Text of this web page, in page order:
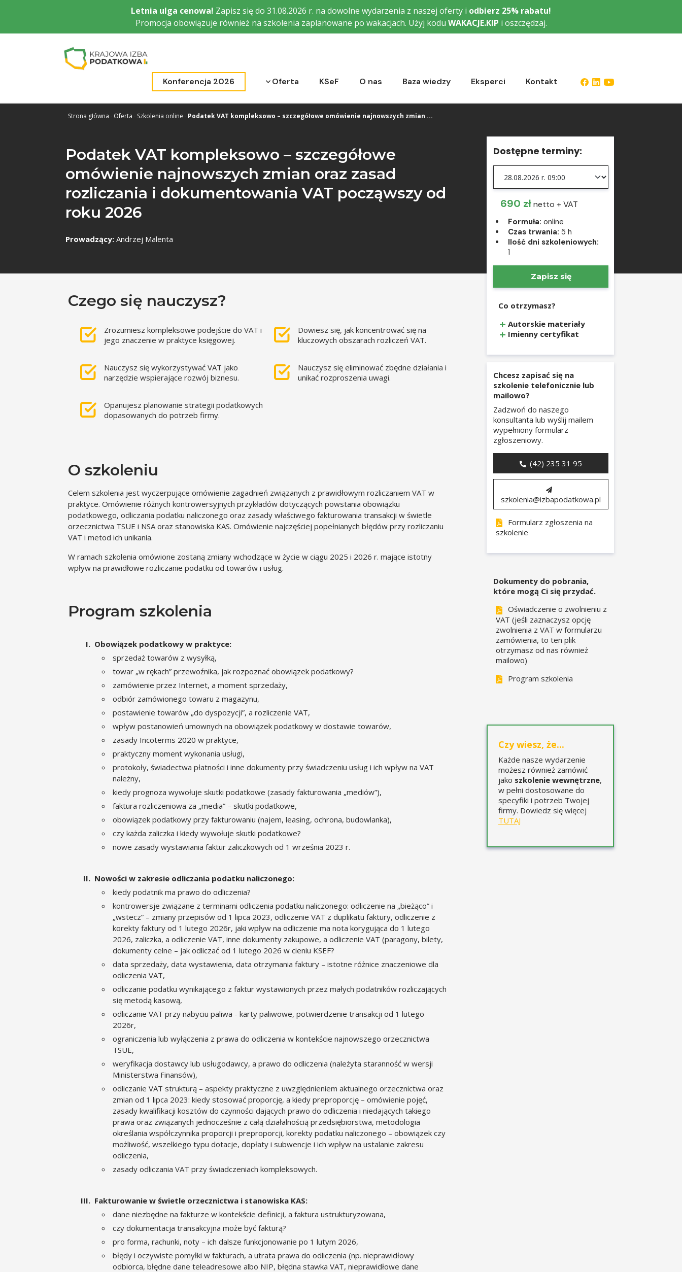
Letnia ulga cenowa! Zapisz się do 31.08.2026 r. na dowolne wydarzenia z naszej oferty i odbierz 25% rabatu!
Promocja obowiązuje również na szkolenia zaplanowane po wakacjach. Użyj kodu WAKACJE.KIP i oszczędzaj.
Konferencja 2026 Oferta KSeF O nas Baza wiedzy Eksperci Kontakt
Strona główna Oferta Szkolenia online Podatek VAT kompleksowo – szczegółowe omówienie najnowszych zmian ...
Podatek VAT kompleksowo – szczegółowe
omówienie najnowszych zmian oraz zasad
rozliczania i dokumentowania VAT począwszy od
roku 2026
Prowadzący: Andrzej Malenta
Dostępne terminy:
690 złnetto + VAT
Formuła: online
Czas trwania: 5 h
Ilość dni szkoleniowych:
1
Zapisz się
Co otrzymasz?
Autorskie materiały
Imienny certyfikat
Chcesz zapisać się na
szkolenie telefonicznie lub
mailowo?
Zadzwoń do naszego
konsultanta lub wyślij mailem
wypełniony formularz
zgłoszeniowy.
(42) 235 31 95
szkolenia@izbapodatkowa.pl
Formularz zgłoszenia na
szkolenie
Dokumenty do pobrania,
które mogą Ci się przydać.
Oświadczenie o zwolnieniu z
VAT (jeśli zaznaczysz opcję
zwolnienia z VAT w formularzu
zamówienia, to ten plik
otrzymasz od nas również
mailowo)
Program szkolenia
Czy wiesz, że...
Każde nasze wydarzenie
możesz również zamówić
jako szkolenie wewnętrzne,
w pełni dostosowane do
specyfiki i potrzeb Twojej
firmy. Dowiedz się więcej
TUTAJ
Czego się nauczysz?
Zrozumiesz kompleksowe podejście do VAT i
jego znaczenie w praktyce księgowej.
Nauczysz się wykorzystywać VAT jako
narzędzie wspierające rozwój biznesu.
Opanujesz planowanie strategii podatkowych
dopasowanych do potrzeb firmy.
Dowiesz się, jak koncentrować się na
kluczowych obszarach rozliczeń VAT.
Nauczysz się eliminować zbędne działania i
unikać rozproszenia uwagi.
O szkoleniu
Celem szkolenia jest wyczerpujące omówienie zagadnień związanych z prawidłowym rozliczaniem VAT w
praktyce. Omówienie różnych kontrowersyjnych przykładów dotyczących powstania obowiązku
podatkowego, odliczania podatku naliczonego oraz zasady właściwego fakturowania transakcji w świetle
orzecznictwa TSUE i NSA oraz stanowiska KAS. Omówienie najczęściej popełnianych błędów przy rozliczaniu
VAT i metod ich unikania.
W ramach szkolenia omówione zostaną zmiany wchodzące w życie w ciągu 2025 i 2026 r. mające istotny
wpływ na prawidłowe rozliczanie podatku od towarów i usług.
Program szkolenia
Obowiązek podatkowy w praktyce:
sprzedaż towarów z wysyłką,
towar „w rękach” przewoźnika, jak rozpoznać obowiązek podatkowy?
zamówienie przez Internet, a moment sprzedaży,
odbiór zamówionego towaru z magazynu,
postawienie towarów „do dyspozycji”, a rozliczenie VAT,
wpływ postanowień umownych na obowiązek podatkowy w dostawie towarów,
zasady Incoterms 2020 w praktyce,
praktyczny moment wykonania usługi,
protokoły, świadectwa płatności i inne dokumenty przy świadczeniu usług i ich wpływ na VAT
należny,
kiedy prognoza wywołuje skutki podatkowe (zasady fakturowania „mediów”),
faktura rozliczeniowa za „media” – skutki podatkowe,
obowiązek podatkowy przy fakturowaniu (najem, leasing, ochrona, budowlanka),
czy każda zaliczka i kiedy wywołuje skutki podatkowe?
nowe zasady wystawiania faktur zaliczkowych od 1 września 2023 r.
Nowości w zakresie odliczania podatku naliczonego:
kiedy podatnik ma prawo do odliczenia?
kontrowersje związane z terminami odliczenia podatku naliczonego: odliczenie na „bieżąco” i
„wstecz” – zmiany przepisów od 1 lipca 2023, odliczenie VAT z duplikatu faktury, odliczenie z
korekty faktury od 1 lutego 2026r, jaki wpływ na odliczenie ma nota korygująca do 1 lutego
2026, zaliczka, a odliczenie VAT, inne dokumenty zakupowe, a odliczenie VAT (paragony, bilety,
dokumenty celne – jak odliczać od 1 lutego 2026 w cieniu KSEF?
data sprzedaży, data wystawienia, data otrzymania faktury – istotne różnice znaczeniowe dla
odliczenia VAT,
odliczanie podatku wynikającego z faktur wystawionych przez małych podatników rozliczających
się metodą kasową,
odliczanie VAT przy nabyciu paliwa - karty paliwowe, potwierdzenie transakcji od 1 lutego
2026r,
ograniczenia lub wyłączenia z prawa do odliczenia w kontekście najnowszego orzecznictwa
TSUE,
weryfikacja dostawcy lub usługodawcy, a prawo do odliczenia (należyta staranność w wersji
Ministerstwa Finansów),
odliczanie VAT strukturą – aspekty praktyczne z uwzględnieniem aktualnego orzecznictwa oraz
zmian od 1 lipca 2023: kiedy stosować proporcję, a kiedy preproporcję – omówienie pojęć,
zasady kwalifikacji kosztów do czynności dających prawo do odliczenia i niedających takiego
prawa oraz związanych jednocześnie z całą działalnością przedsiębiorstwa, metodologia
określania współczynnika proporcji i preproporcji, korekty podatku naliczonego – obowiązek czy
możliwość, wszelkiego typu dotacje, dopłaty i subwencje i ich wpływ na ustalanie zakresu
odliczenia,
zasady odliczania VAT przy świadczeniach kompleksowych.
Fakturowanie w świetle orzecznictwa i stanowiska KAS:
dane niezbędne na fakturze w kontekście definicji, a faktura ustrukturyzowana,
czy dokumentacja transakcyjna może być fakturą?
pro forma, rachunki, noty – ich dalsze funkcjonowanie po 1 lutym 2026,
błędy i oczywiste pomyłki w fakturach, a utrata prawa do odliczenia (np. nieprawidłowy
odbiorca, błędne dane teleadresowe albo NIP, błędna stawka VAT, nieprawidłowe dane